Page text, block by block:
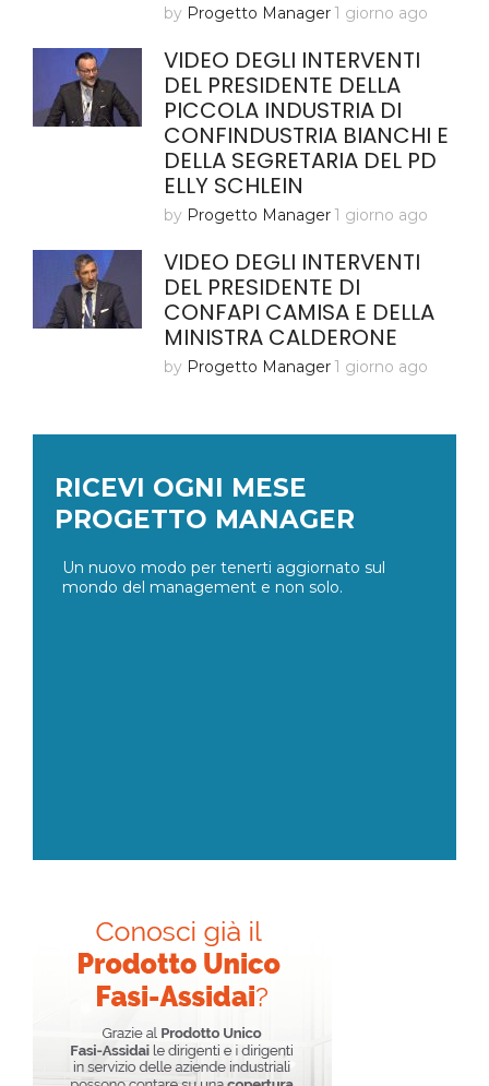
by Progetto Manager 1 giorno ago
VIDEO DEGLI INTERVENTI
DEL PRESIDENTE DELLA
PICCOLA INDUSTRIA DI
CONFINDUSTRIA BIANCHI E
DELLA SEGRETARIA DEL PD
ELLY SCHLEIN
by Progetto Manager 1 giorno ago
VIDEO DEGLI INTERVENTI
DEL PRESIDENTE DI
CONFAPI CAMISA E DELLA
MINISTRA CALDERONE
by Progetto Manager 1 giorno ago
RICEVI OGNI MESE
PROGETTO MANAGER
Un nuovo modo per tenerti aggiornato sul
mondo del management e non solo.